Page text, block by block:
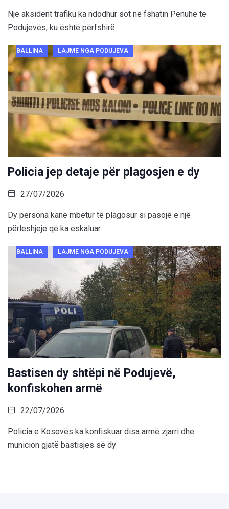
Një aksident trafiku ka ndodhur sot në fshatin Penuhë të
Podujevës, ku është përfshirë
BALLINA LAJME NGA PODUJEVA
Policia jep detaje për plagosjen e dy
27/07/2026
Dy persona kanë mbetur të plagosur si pasojë e një
përleshjeje që ka eskaluar
BALLINA LAJME NGA PODUJEVA
Bastisen dy shtëpi në Podujevë,
konfiskohen armë
22/07/2026
Policia e Kosovës ka konfiskuar disa armë zjarri dhe
municion gjatë bastisjes së dy